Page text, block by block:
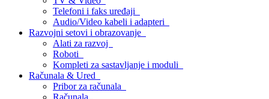
Telefoni i faks uređaji
Audio/Video kabeli i adapteri
Razvojni setovi i obrazovanje
Alati za razvoj
Roboti
Kompleti za sastavljanje i moduli
Računala & Ured
Pribor za računala
Računala